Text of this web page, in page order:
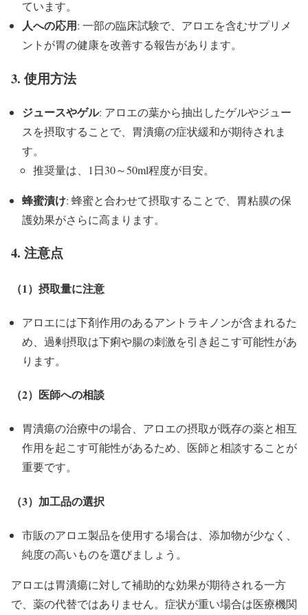
ています。
人への応用: 一部の臨床試験で、アロエを含むサプリメ
ントが胃の健康を改善する報告があります。
3. 使用方法
ジュースやゲル: アロエの葉から抽出したゲルやジュー
スを摂取することで、胃潰瘍の症状緩和が期待されま
す。
推奨量は、1日30～50ml程度が目安。
蜂蜜漬け: 蜂蜜と合わせて摂取することで、胃粘膜の保
護効果がさらに高まります。
4. 注意点
（1）摂取量に注意
アロエには下剤作用のあるアントラキノンが含まれるた
め、過剰摂取は下痢や腸の刺激を引き起こす可能性があ
ります。
（2）医師への相談
胃潰瘍の治療中の場合、アロエの摂取が既存の薬と相互
作用を起こす可能性があるため、医師と相談することが
重要です。
（3）加工品の選択
市販のアロエ製品を使用する場合は、添加物が少なく、
純度の高いものを選びましょう。
アロエは胃潰瘍に対して補助的な効果が期待される一方
で、薬の代替ではありません。症状が重い場合は医療機関